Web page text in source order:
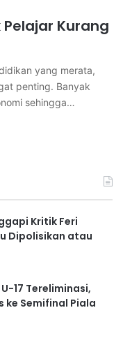
Kurang
yang merata,
penting. Banyak
sehingga…
Kritik Feri
Dipolisikan atau
17 Tereliminasi,
ke Semifinal Piala